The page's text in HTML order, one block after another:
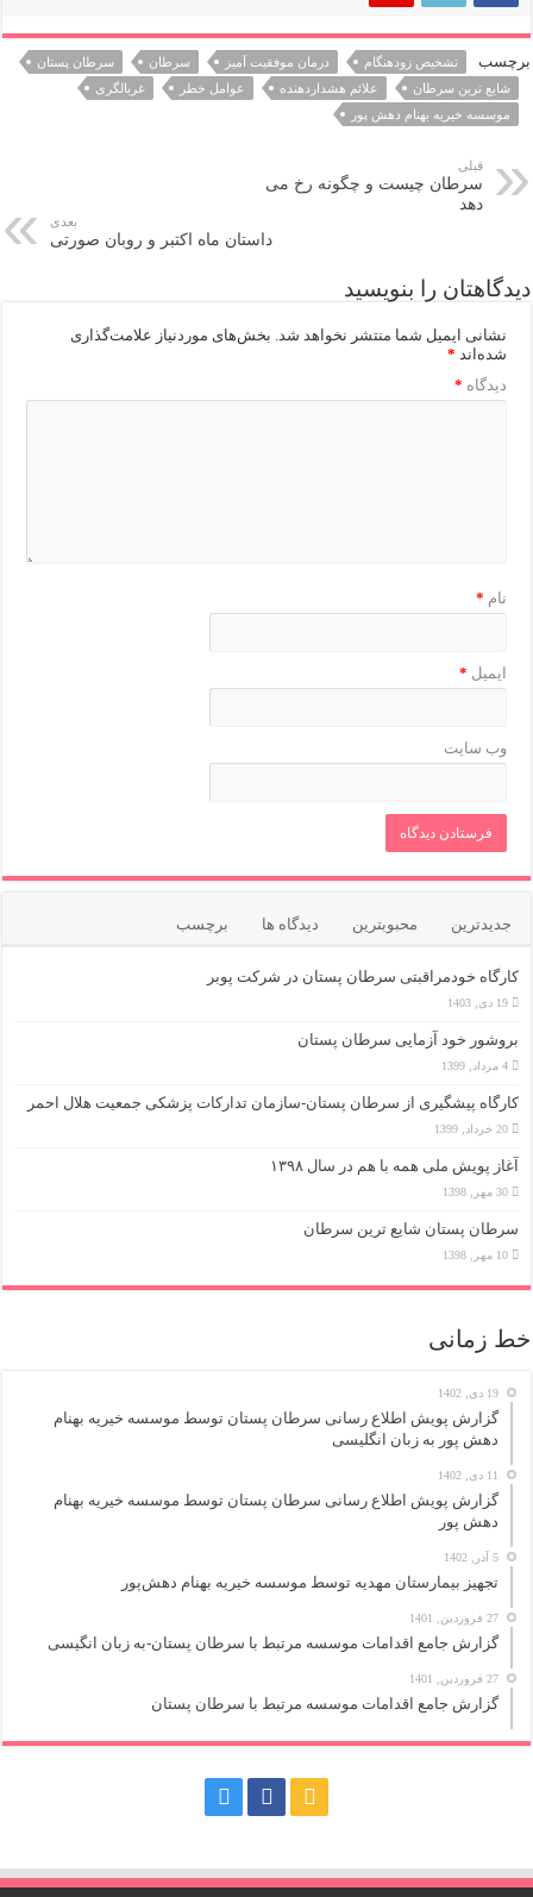
برچسب تشخیص زودهنگام درمان موفقیت آمیز سرطان
سرطان پستان
شایع ترین سرطان
علائم هشداردهنده عوامل خطر
غربالگری
موسسه خیریه بهنام دهش پور
قبلی
سرطان چیست و چگونه رخ می
دهد
بعدی
داستان ماه اکتبر و روبان صورتی
دیدگاهتان را بنویسید
نشانی ایمیل شما منتشر نخواهد شد. بخش‌های موردنیاز علامت‌گذاری
شده‌اند *
دیدگاه *
نام *
ایمیل *
وب‌ سایت
جدیدترین محبوبترین دیدگاه ها برچسب
کارگاه خودمراقبتی سرطان پستان در شرکت پوبر
19 دی, 1403
بروشور خود آزمایی سرطان پستان
4 مرداد, 1399
کارگاه پیشگیری از سرطان پستان-سازمان تدارکات پزشکی جمعیت هلال احمر
20 خرداد, 1399
آغاز پویش ملی همه با هم در سال ۱۳۹۸
30 مهر, 1398
سرطان پستان شایع ترین سرطان
10 مهر, 1398
خط زمانی
19 دی, 1402
گزارش پویش اطلاع رسانی سرطان پستان توسط موسسه خیریه بهنام
دهش پور به زبان انگلیسی
11 دی, 1402
گزارش پویش اطلاع رسانی سرطان پستان توسط موسسه خیریه بهنام
دهش پور
5 آذر, 1402
تجهیز بیمارستان مهدیه توسط موسسه خیریه بهنام دهش‌پور
27 فروردین, 1401
گزارش جامع اقدامات موسسه مرتبط با سرطان پستان-به زبان انگیسی
27 فروردین, 1401
گزارش جامع اقدامات موسسه مرتبط با سرطان پستان